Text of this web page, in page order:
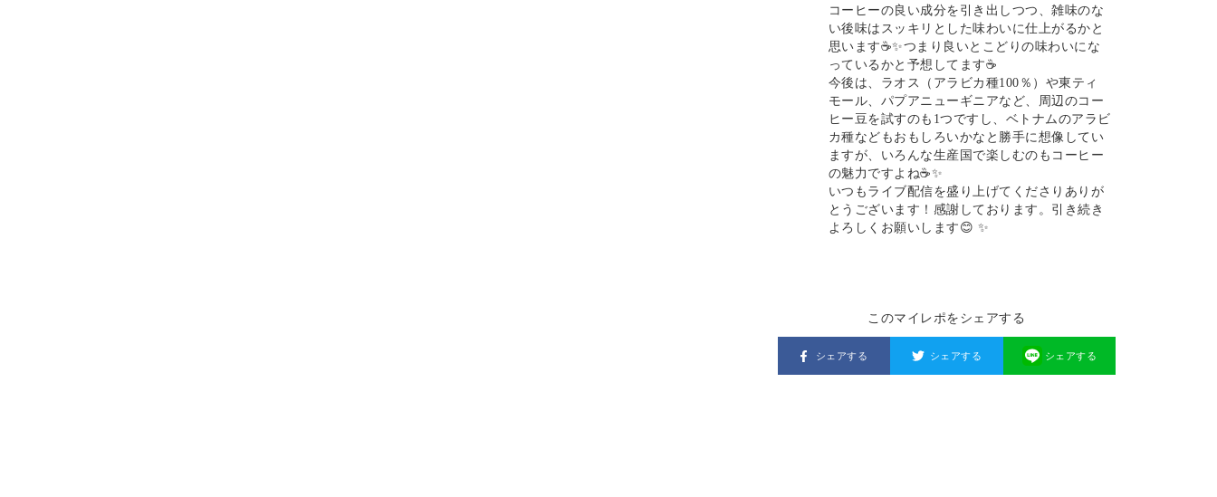
コーヒーの良い成分を引き出しつつ、雑味のな
い後味はスッキリとした味わいに仕上がるかと
思います☕✨つまり良いとこどりの味わいにな
っているかと予想してます☕
今後は、ラオス（アラビカ種100％）や東ティ
モール、パプアニューギニアなど、周辺のコー
ヒー豆を試すのも1つですし、ベトナムのアラビ
カ種などもおもしろいかなと勝手に想像してい
ますが、いろんな生産国で楽しむのもコーヒー
の魅力ですよね☕✨
いつもライブ配信を盛り上げてくださりありが
とうございます！感謝しております。引き続き
よろしくお願いします😊 ✨
このマイレポをシェアする
シェアする シェアする シェアする